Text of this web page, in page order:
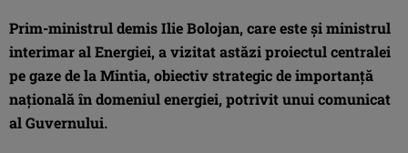
Prim-ministrul demis Ilie Bolojan, care este și ministrul
interimar al Energiei, a vizitat astăzi proiectul centralei
pe gaze de la Mintia, obiectiv strategic de importanță
națională în domeniul energiei, potrivit unui comunicat
al Guvernului.